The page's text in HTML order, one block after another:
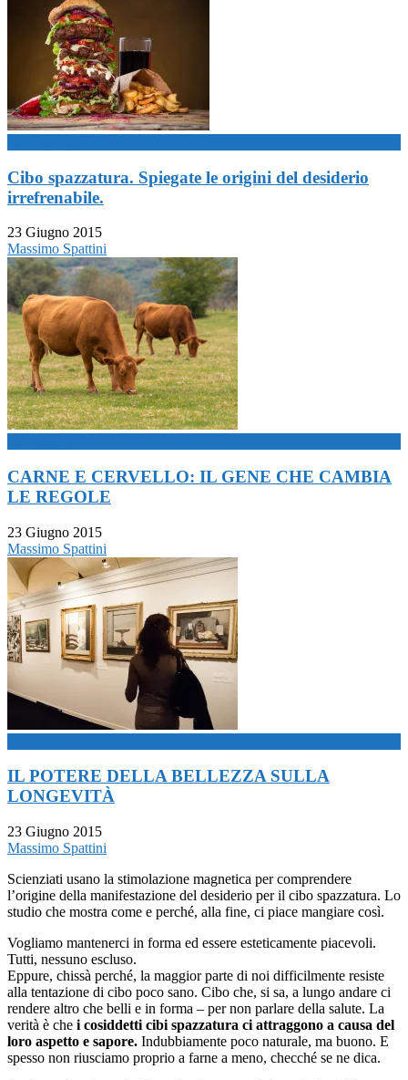
Cibo spazzatura. Spiegate le origini del desiderio
irrefrenabile.
23 Giugno 2015
Massimo Spattini
CARNE E CERVELLO: IL GENE CHE CAMBIA
LE REGOLE
23 Giugno 2015
Massimo Spattini
IL POTERE DELLA BELLEZZA SULLA
LONGEVITÀ
23 Giugno 2015
Massimo Spattini
Scienziati usano la stimolazione magnetica per comprendere
l’origine della manifestazione del desiderio per il cibo spazzatura. Lo
studio che mostra come e perché, alla fine, ci piace mangiare così.
Vogliamo mantenerci in forma ed essere esteticamente piacevoli.
Tutti, nessuno escluso.
Eppure, chissà perché, la maggior parte di noi difficilmente resiste
alla tentazione di cibo poco sano. Cibo che, si sa, a lungo andare ci
rendere altro che belli e in forma – per non parlare della salute. La
verità è che i cosiddetti cibi spazzatura ci attraggono a causa del
loro aspetto e sapore. Indubbiamente poco naturale, ma buono. E
spesso non riusciamo proprio a farne a meno, checché se ne dica.